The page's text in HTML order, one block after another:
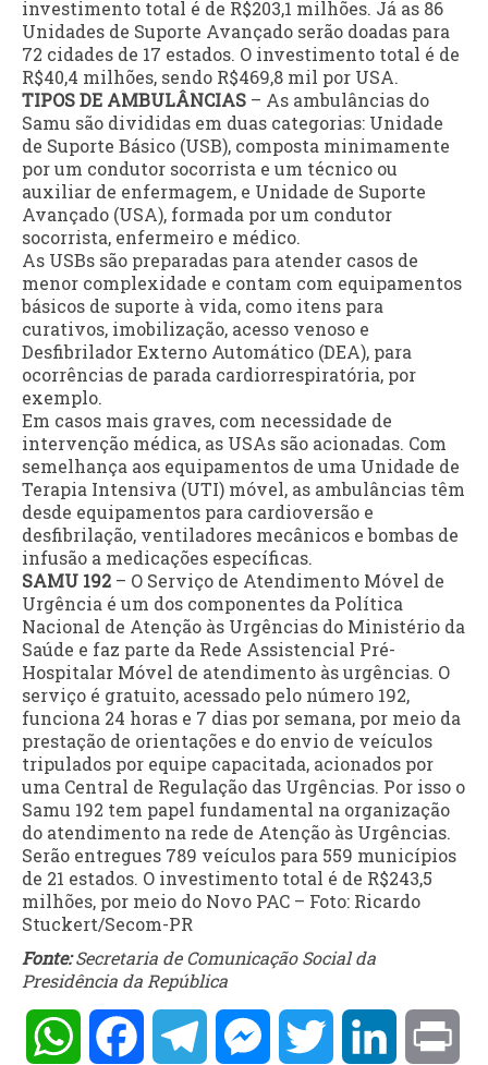
investimento total é de R$203,1 milhões. Já as 86
Unidades de Suporte Avançado serão doadas para
72 cidades de 17 estados. O investimento total é de
R$40,4 milhões, sendo R$469,8 mil por USA.
TIPOS DE AMBULÂNCIAS – As ambulâncias do
Samu são divididas em duas categorias: Unidade
de Suporte Básico (USB), composta minimamente
por um condutor socorrista e um técnico ou
auxiliar de enfermagem, e Unidade de Suporte
Avançado (USA), formada por um condutor
socorrista, enfermeiro e médico.
As USBs são preparadas para atender casos de
menor complexidade e contam com equipamentos
básicos de suporte à vida, como itens para
curativos, imobilização, acesso venoso e
Desfibrilador Externo Automático (DEA), para
ocorrências de parada cardiorrespiratória, por
exemplo.
Em casos mais graves, com necessidade de
intervenção médica, as USAs são acionadas. Com
semelhança aos equipamentos de uma Unidade de
Terapia Intensiva (UTI) móvel, as ambulâncias têm
desde equipamentos para cardioversão e
desfibrilação, ventiladores mecânicos e bombas de
infusão a medicações específicas.
SAMU 192 – O Serviço de Atendimento Móvel de
Urgência é um dos componentes da Política
Nacional de Atenção às Urgências do Ministério da
Saúde e faz parte da Rede Assistencial Pré-
Hospitalar Móvel de atendimento às urgências. O
serviço é gratuito, acessado pelo número 192,
funciona 24 horas e 7 dias por semana, por meio da
prestação de orientações e do envio de veículos
tripulados por equipe capacitada, acionados por
uma Central de Regulação das Urgências. Por isso o
Samu 192 tem papel fundamental na organização
do atendimento na rede de Atenção às Urgências.
Serão entregues 789 veículos para 559 municípios
de 21 estados. O investimento total é de R$243,5
milhões, por meio do Novo PAC – Foto: Ricardo
Stuckert/Secom-PR
Fonte:Secretaria de Comunicação Social da
Presidência da República
WhatsAppFacebookTelegramMessengerTwitter LinkedIn